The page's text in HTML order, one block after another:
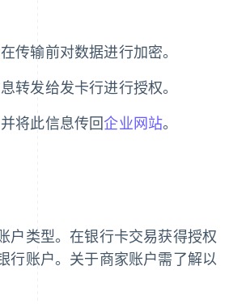
传输前对数据进行加密。
转发给发卡行进行授权。
将此信息传回企业网站。
户类型。在银行卡交易获得授权
行账户。关于商家账户需了解以